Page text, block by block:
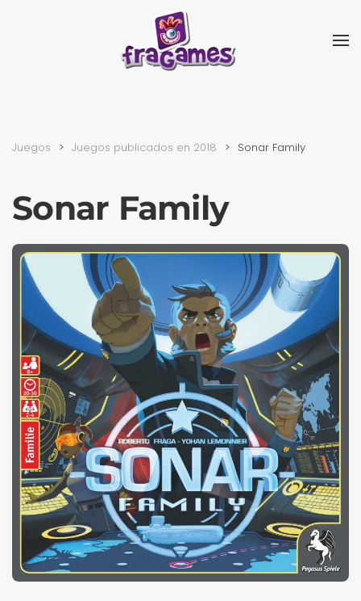
Skip to main content
Juegos Juegos publicados en 2018 Sonar Family
Sonar Family